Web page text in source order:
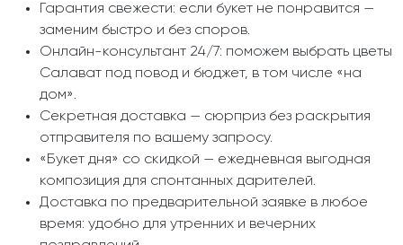
Гарантия свежести: если букет не понравится —
заменим быстро и без споров.
Онлайн-консультант 24/7: поможем выбрать цветы
Салават под повод и бюджет, в том числе «на
дом».
Секретная доставка — сюрприз без раскрытия
отправителя по вашему запросу.
«Букет дня» со скидкой — ежедневная выгодная
композиция для спонтанных дарителей.
Доставка по предварительной заявке в любое
время: удобно для утренних и вечерних